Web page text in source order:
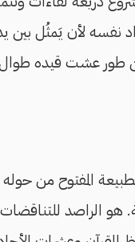
لأن يَمثُل بين
عشت قيده طوال
المفتوح من
هو الراصد